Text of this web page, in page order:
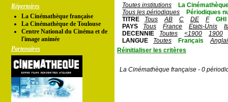
Répertoires
La Cinémathèque française
La Cinémathèque de Toulouse
Centre National du Cinéma et de
l'image animée
Partenaires
Toutes institutions
La
Tous les périodiques
Périodiques
TITRE
Tous AB C DE F
GHI
PAYS
Tous France Etats-Unis
DECENNIE
Toutes <1900
1900
LANGUE
Toutes Français
Réinitialiser les critères
La Cinémathèque française - 0